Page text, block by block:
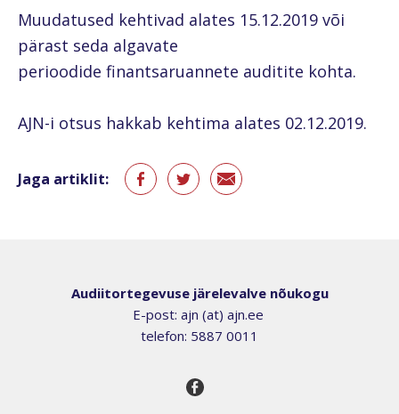
Muudatused kehtivad alates 15.12.2019 või
pärast seda algavate
perioodide finantsaruannete auditite kohta.
AJN-i otsus hakkab kehtima alates 02.12.2019.
Jaga artiklit:
Audiitortegevuse järelevalve nõukogu
E-post: ajn (at) ajn.ee
telefon: 5887 0011